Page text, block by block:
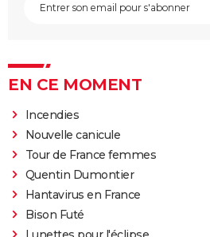
EN CE MOMENT
Incendies
Nouvelle canicule
Tour de France femmes
Quentin Dumontier
Hantavirus en France
Bison Futé